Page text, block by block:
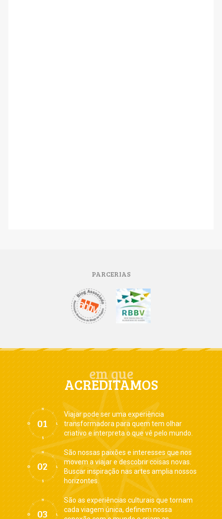
PARCERIAS
em que
ACREDITAMOS
Viajar pode ser uma experiência
transformadora para quem tem olhar
criativo e interpreta o que vê pelo mundo.
São nossas paixões e interesses que nos
movem a viajar e descobrir coisas novas.
Buscar inspiração nas artes amplia nossos
horizontes.
São as experiências culturais que tornam
cada viagem única, definem nossa